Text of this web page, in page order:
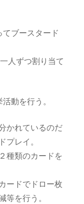
ブースタード
人ずつ割り当て
動を行う。
かれているのだ
レイ。
種類のカードを
ードでドロー枚
を行う。